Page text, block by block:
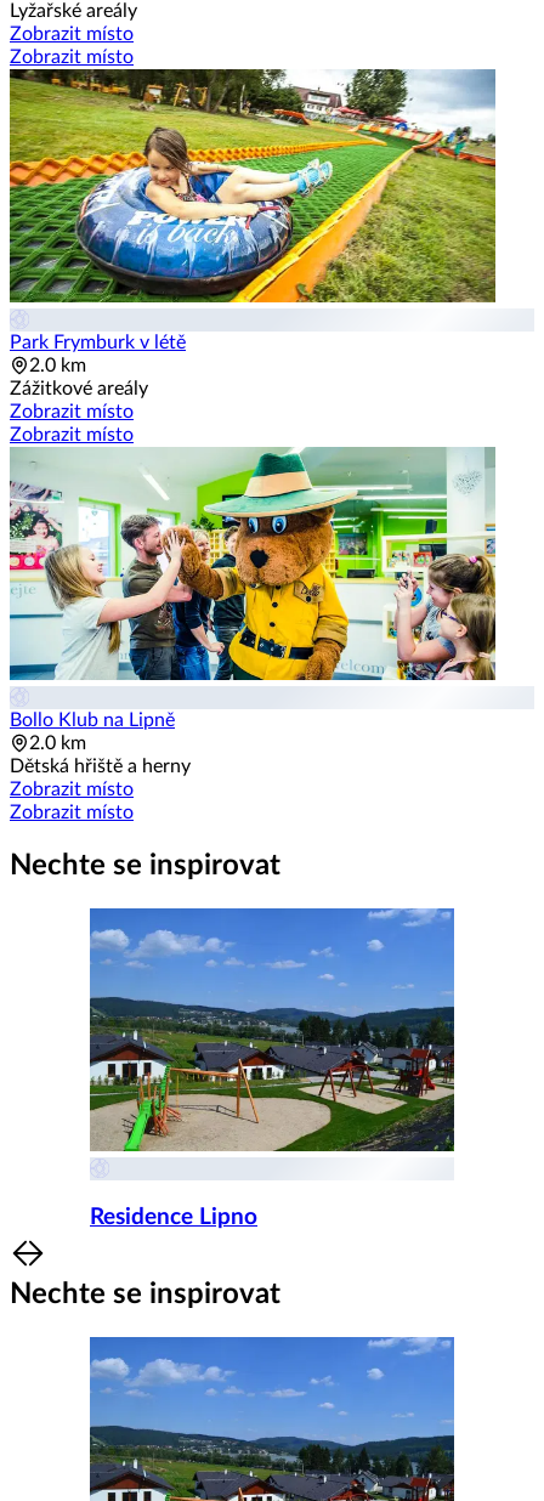
Lyžařské areály
Zobrazit místo
Zobrazit místo
Park Frymburk v létě
2.0 km
Zážitkové areály
Zobrazit místo
Zobrazit místo
Bollo Klub na Lipně
2.0 km
Dětská hřiště a herny
Zobrazit místo
Zobrazit místo
Nechte se inspirovat
Residence Lipno
Item
1
of
Nechte se inspirovat